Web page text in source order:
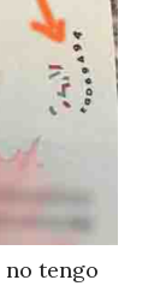
no tengo